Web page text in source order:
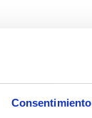
Consentimiento